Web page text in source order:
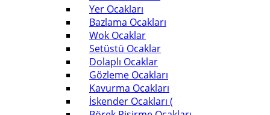
Yer Ocakları
Bazlama Ocakları
Wok Ocaklar
Setüstü Ocaklar
Dolaplı Ocaklar
Gözleme Ocakları
Kavurma Ocakları
İskender Ocakları (